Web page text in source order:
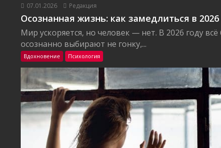
07.01.2026 Редакция
Осознанная жизнь: как замедлиться в 2026
Мир ускоряется, но человек — нет. В 2026 году
осознанно выбирают не гонку,...
Вдохновение Психология